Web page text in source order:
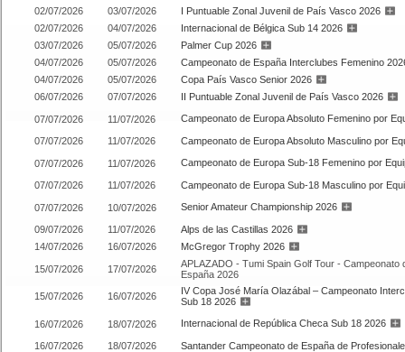
02/07/2026 03/07/2026
I Puntuable Zonal Juvenil de País Vasco 2026
02/07/2026
04/07/2026
Internacional de Bélgica Sub 14 2026
03/07/2026
05/07/2026
Palmer Cup 2026
04/07/2026
05/07/2026
Campeonato de España Interclubes Femenino
04/07/2026
05/07/2026
Copa País Vasco Senior 2026
06/07/2026
07/07/2026 II Puntuable Zonal Juvenil de País Vasco 2026
07/07/2026 11/07/2026 Campeonato de Europa Absoluto Femenino por
07/07/2026 11/07/2026 Campeonato de Europa Absoluto Masculino por
07/07/2026 11/07/2026 Campeonato de Europa Sub-18 Femenino por
07/07/2026 11/07/2026 Campeonato de Europa Sub-18 Masculino por
07/07/2026 10/07/2026 Senior Amateur Championship 2026
09/07/2026 11/07/2026
Alps de las Castillas 2026
14/07/2026
16/07/2026 McGregor Trophy 2026
15/07/2026 17/07/2026
APLAZADO - Tumi Spain Golf Tour - Campeonato
España 2026
15/07/2026
16/07/2026
IV Copa José María Olazábal – Campeonato
Sub 18 2026
16/07/2026 18/07/2026 Internacional de República Checa Sub 18 2026
16/07/2026 18/07/2026
Santander Campeonato de España de